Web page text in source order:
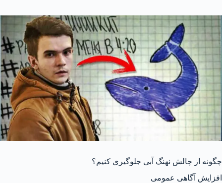
چگونه از چالش نهنگ آبی جلوگیری کنیم؟
افزایش آگاهی عمومی